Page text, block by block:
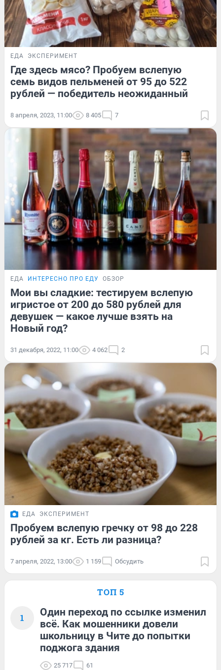
ЕДА ЭКСПЕРИМЕНТ
Где здесь мясо? Пробуем вслепую
семь видов пельменей от 95 до 522
рублей — победитель неожиданный
8 апреля, 2023, 11:00 8 405 7
ЕДА ИНТЕРЕСНО ПРО ЕДУ ОБЗОР
Мои вы сладкие: тестируем вслепую
игристое от 200 до 580 рублей для
девушек — какое лучше взять на
Новый год?
31 декабря, 2022, 11:00 4 062 2
ЕДА ЭКСПЕРИМЕНТ
Пробуем вслепую гречку от 98 до 228
рублей за кг. Есть ли разница?
7 апреля, 2022, 13:00 1 159 Обсудить
ТОП 5
1
Один переход по ссылке изменил
всё. Как мошенники довели
школьницу в Чите до попытки
поджога здания
25 717 61